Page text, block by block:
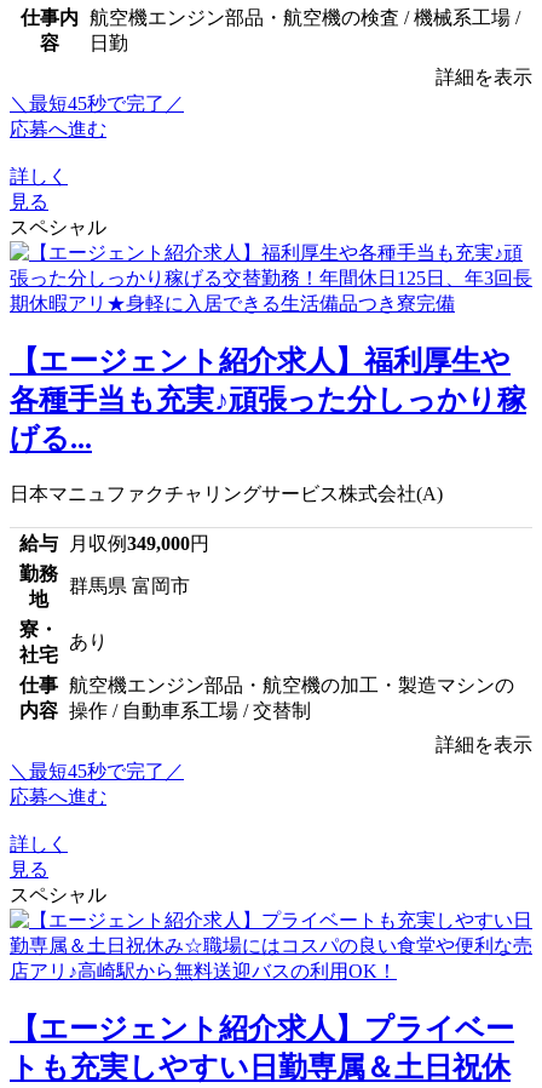
仕事内
容
航空機エンジン部品・航空機の検査 / 機械系工場 /
日勤
詳細を表示
＼最短45秒で完了／
応募へ進む
詳しく
見る
スペシャル
【エージェント紹介求人】福利厚生や
各種手当も充実♪頑張った分しっかり稼
げる...
日本マニュファクチャリングサービス株式会社(A)
給与 月収例349,000円
勤務
地
群馬県 富岡市
寮・
社宅
あり
仕事
内容
航空機エンジン部品・航空機の加工・製造マシンの
操作 / 自動車系工場 / 交替制
詳細を表示
＼最短45秒で完了／
応募へ進む
詳しく
見る
スペシャル
【エージェント紹介求人】プライベー
トも充実しやすい日勤専属＆土日祝休